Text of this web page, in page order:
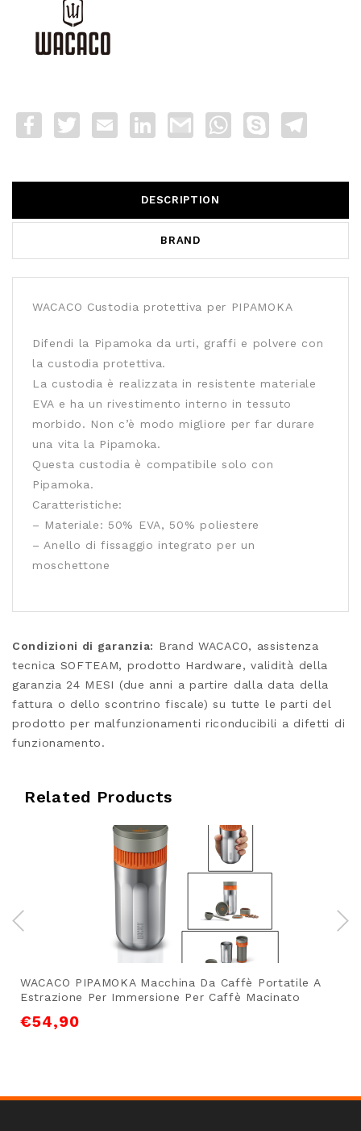
FacebookTwitter Email LinkedInGmail WhatsApp
Skype
DESCRIPTION
BRAND
WACACO Custodia protettiva per PIPAMOKA
Difendi la Pipamoka da urti, graffi e polvere con
la custodia protettiva.
La custodia è realizzata in resistente materiale
EVA e ha un rivestimento interno in tessuto
morbido. Non c’è modo migliore per far durare
una vita la Pipamoka.
Questa custodia è compatibile solo con
Pipamoka.
Caratteristiche:
– Materiale: 50% EVA, 50% poliestere
– Anello di fissaggio integrato per un
moschettone
Condizioni di garanzia: Brand WACACO, assistenza
tecnica SOFTEAM, prodotto Hardware, validità della
garanzia 24 MESI (due anni a partire dalla data della
fattura o dello scontrino fiscale) su tutte le parti del
prodotto per malfunzionamenti riconducibili a difetti di
funzionamento.
Related Products
WACACO PIPAMOKA Macchina Da Caffè Portatile A
Estrazione Per Immersione Per Caffè Macinato
€54,90